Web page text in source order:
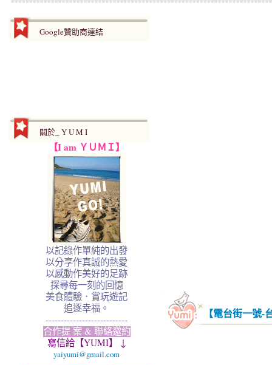
Google贊助商連結
關於_ Y U M I
【I am ＹＵＭＩ】
以記錄作單純的出發
以分享作真誠的熱愛
以感動作美好的足跡
探尋每一刻的回憶
美食體驗．賞玩遊記
追逐幸福。
---------------------------
合作提 案 & 聯絡邀約
寫信給【YUMI】 ↓
yaiyumi@gmail.com
【電台街一號